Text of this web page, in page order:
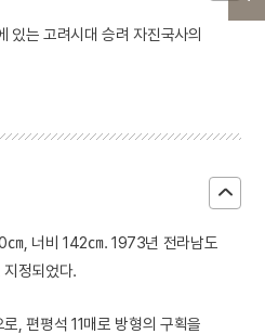
있는 고려시대 승려 자진국사의
, 너비 142㎝. 1973년 전라남도
정되었다.
, 편평석 11매로 방형의 구획을